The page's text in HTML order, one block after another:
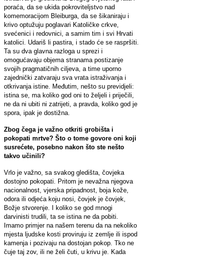
poraća, da se ukida pokroviteljstvo nad
komemoracijom Bleiburga, da se šikaniraju i
krivo optužuju poglavari Katoličke crkve,
svećenici i redovnici, a samim tim i svi Hrvati
katolici. Udariš li pastira, i stado će se raspršiti.
Ta su dva glavna razloga u sprezi i
omogućavaju objema stranama postizanje
svojih pragmatičnih ciljeva, a time uporno
zajednički zatvaraju sva vrata istraživanja i
otkrivanja istine. Međutim, nešto su previdjeli:
istina se, ma koliko god oni to željeli i priječili,
ne da ni ubiti ni zatrijeti, a pravda, koliko god je
spora, ipak je dostižna.
Zbog čega je važno otkriti grobišta i
pokopati mrtve? Što o tome govore oni koji
susrećete, posebno nakon što ste nešto
takvo učinili?
Vrlo je važno, sa svakog gledišta, čovjeka
dostojno pokopati. Pritom je nevažna njegova
nacionalnost, vjerska pripadnost, boja kože,
odora ili odjeća koju nosi, čovjek je čovjek,
Božje stvorenje. I koliko se god mnogi
darvinisti trudili, ta se istina ne da pobiti.
Imamo primjer na našem terenu da na nekoliko
mjesta ljudske kosti proviruju iz zemlje ili ispod
kamenja i pozivaju na dostojan pokop. Tko ne
čuje taj zov, ili ne želi čuti, u krivu je. Kada